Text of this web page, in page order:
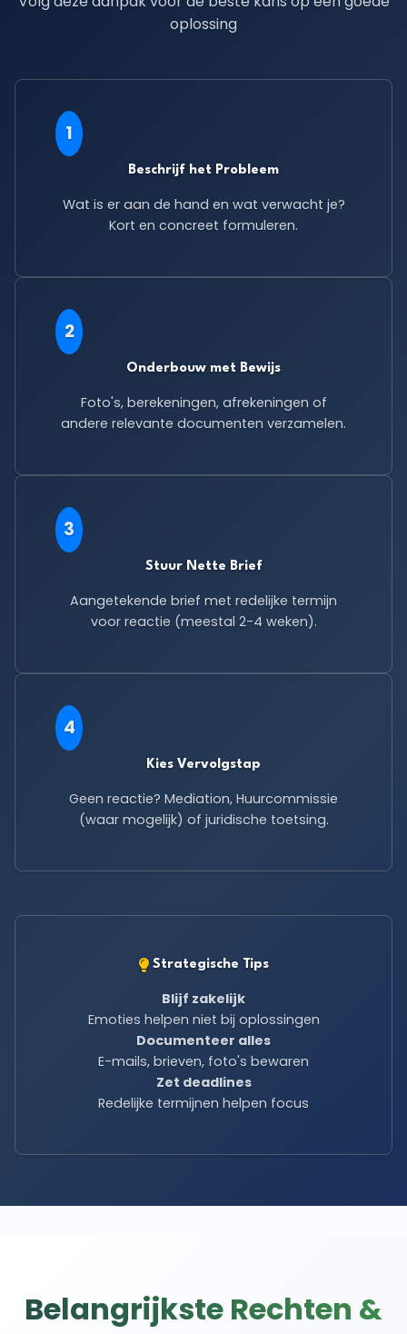
oplossing
1
Beschrijf het Probleem
Wat is er aan de hand en wat verwacht je?
Kort en concreet formuleren.
2
Onderbouw met Bewijs
Foto's, berekeningen, afrekeningen of
andere relevante documenten verzamelen.
3
Stuur Nette Brief
Aangetekende brief met redelijke termijn
voor reactie (meestal 2-4 weken).
4
Kies Vervolgstap
Geen reactie? Mediation, Huurcommissie
(waar mogelijk) of juridische toetsing.
Strategische Tips
Blijf zakelijk
Emoties helpen niet bij oplossingen
Documenteer alles
E-mails, brieven, foto's bewaren
Zet deadlines
Redelijke termijnen helpen focus
Belangrijkste Rechten &